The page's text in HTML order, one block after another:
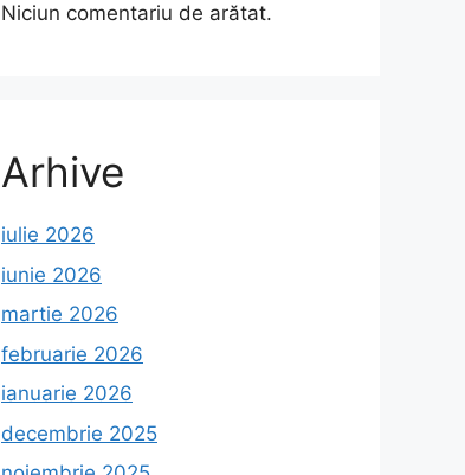
Niciun comentariu de arătat.
Arhive
iulie 2026
iunie 2026
martie 2026
februarie 2026
ianuarie 2026
decembrie 2025